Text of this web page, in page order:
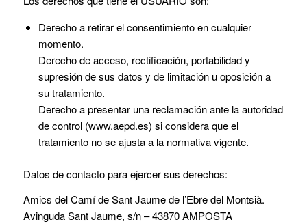
Derecho a retirar el consentimiento en cualquier
momento.
Derecho de acceso, rectificación, portabilidad y
supresión de sus datos y de limitación u oposición a
su tratamiento.
Derecho a presentar una reclamación ante la autoridad
de control (www.aepd.es) si considera que el
tratamiento no se ajusta a la normativa vigente.
Datos de contacto para ejercer sus derechos:
Amics del Camí de Sant Jaume de l’Ebre del Montsià.
Avinguda Sant Jaume, s/n – 43870 AMPOSTA